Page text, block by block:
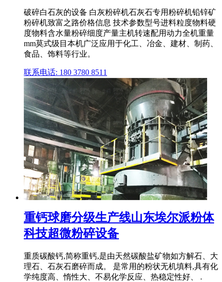
破碎白石灰的设备 白灰粉碎机石灰石专用粉碎机铅锌矿
粉碎机致富之路价格信息 技术参数型号进料粒度物料硬
度物料含水量粉碎细度产量主机转速配用动力全机重量
mm莫式级目本机广泛应用于化工、冶金、建材、制药、
食品、饰料等行业。
联系电话: 180 3780 8511
重钙球磨分级生产线山东埃尔派粉体
科技超微粉碎设备
重质碳酸钙,简称重钙,是由天然碳酸盐矿物如方解石、大
理石、石灰石磨碎而成。 是常用的粉状无机填料,具有化
学纯度高、惰性大、不易化学反应、热稳定性好、 .